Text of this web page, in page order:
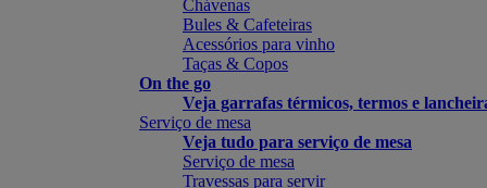
Chávenas
Bules & Cafeteiras
Acessórios para vinho
Taças & Copos
On the go
Veja garrafas térmicos, termos e
Serviço de mesa
Veja tudo para serviço de mesa
Serviço de mesa
Travessas para servir